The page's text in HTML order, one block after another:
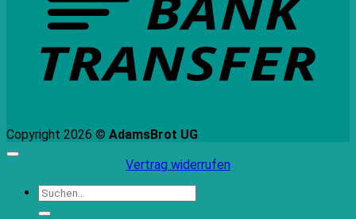
Copyright 2026 © AdamsBrot UG
Vertrag widerrufen
Suchen
nach: